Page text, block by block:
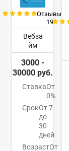
Отзывы:
19
Вебза
йм
3000 -
30000 руб.
СтавкаОт
0%
СрокОт 7
до
30
дней
ВозрастОт